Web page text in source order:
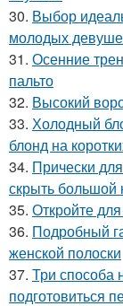
30. Выбор
молодых
31. Осенние
пальто
32. Высокий
33. Холодный
блонд на
34. Прически
скрыть большой
35. Откройте
36. Подробный
женской полоски
37. Три способа
подготовиться